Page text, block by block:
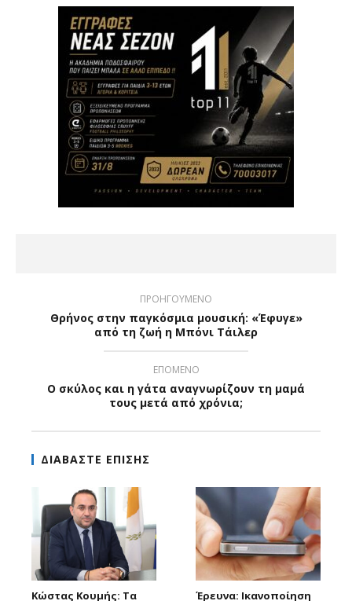
ΠΡΟΗΓΟΥΜΕΝΟ
Θρήνος στην παγκόσμια μουσική: «Έφυγε»
από τη ζωή η Μπόνι Τάιλερ
ΕΠΟΜΕΝΟ
Ο σκύλος και η γάτα αναγνωρίζουν τη μαμά
τους μετά από χρόνια;
ΔΙΑΒΑΣΤΕ ΕΠΙΣΗΣ
Κώστας Κουμής: Τα
Έρευνα: Ικανοποίηση